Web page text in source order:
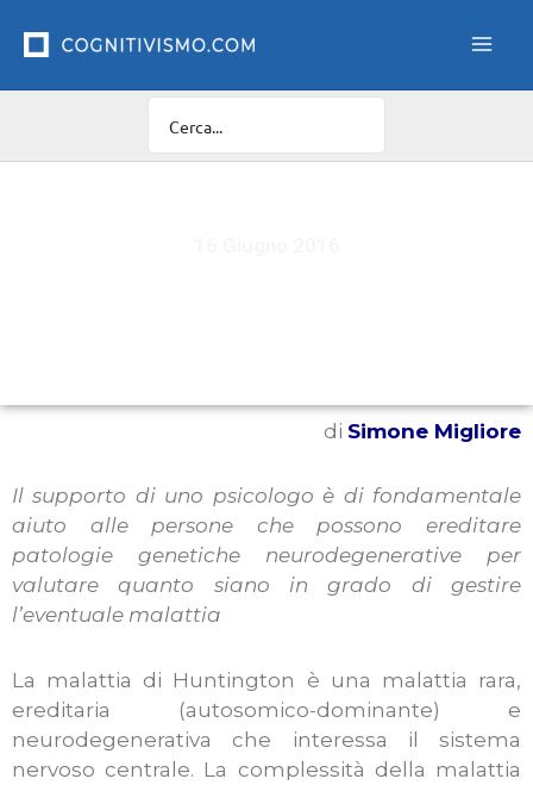
di Simone Migliore
Il supporto di uno psicologo è di fondamentale
aiuto alle persone che possono ereditare
patologie genetiche neurodegenerative per
valutare quanto siano in grado di gestire
l’eventuale malattia
La malattia di Huntington è una malattia rara,
ereditaria (autosomico-dominante) e
neurodegenerativa che interessa il sistema
nervoso centrale. La complessità della malattia